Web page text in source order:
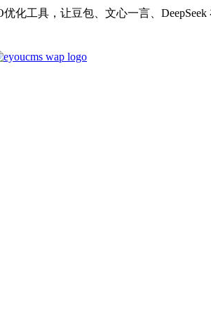
化工具，让豆包、文心一言、